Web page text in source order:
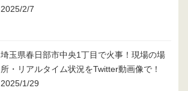
2025/2/7
埼玉県春日部市中央1丁目で火事！現場の場
所・リアルタイム状況をTwitter動画像で！
2025/1/29